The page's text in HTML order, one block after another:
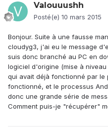
Valouuushh
Posté(e) 10 mars 2015
Bonjour. Suite à une fausse
cloudyg3, j'ai eu le message
suis donc branché au PC en
logiciel d'origine (mise à
qui avait déjà fonctionné par
fonctionné, et le processus
donc une grande série de
Comment puis-je "récupérer"